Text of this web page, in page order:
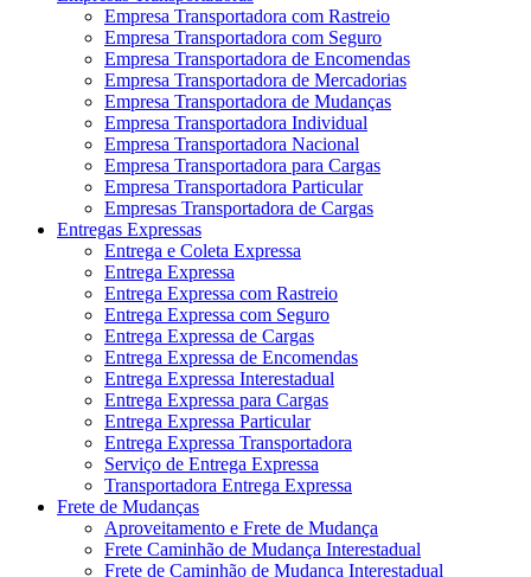
Empresa Transportadora com Rastreio
Empresa Transportadora com Seguro
Empresa Transportadora de Encomendas
Empresa Transportadora de Mercadorias
Empresa Transportadora de Mudanças
Empresa Transportadora Individual
Empresa Transportadora Nacional
Empresa Transportadora para Cargas
Empresa Transportadora Particular
Empresas Transportadora de Cargas
Entregas Expressas
Entrega e Coleta Expressa
Entrega Expressa
Entrega Expressa com Rastreio
Entrega Expressa com Seguro
Entrega Expressa de Cargas
Entrega Expressa de Encomendas
Entrega Expressa Interestadual
Entrega Expressa para Cargas
Entrega Expressa Particular
Entrega Expressa Transportadora
Serviço de Entrega Expressa
Transportadora Entrega Expressa
Frete de Mudanças
Aproveitamento e Frete de Mudança
Frete Caminhão de Mudança Interestadual
Frete de Caminhão de Mudança Interestadual